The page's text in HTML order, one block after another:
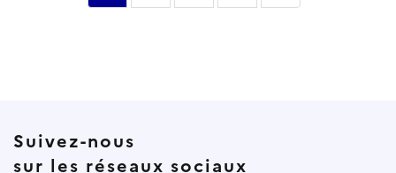
courante
suivante
page
Suivez-nous
sur les réseaux sociaux